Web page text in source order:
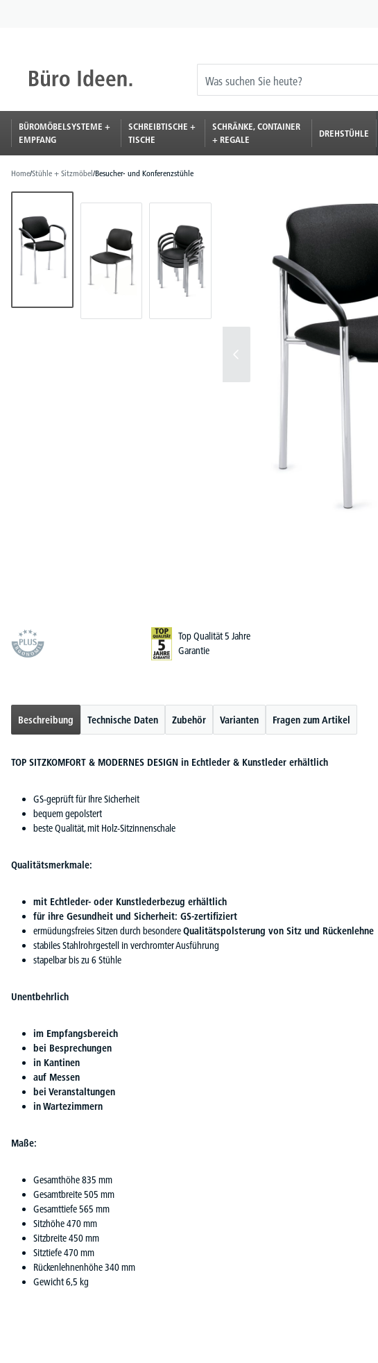
BÜROMÖBELSYSTEME +
EMPFANG
SCHREIBTISCHE +
TISCHE
SCHRÄNKE, CONTAINER
+ REGALE
DREHSTÜHLE
Home/Stühle + Sitzmöbel/Besucher- und Konferenzstühle
Top Qualität 5 Jahre
Garantie
Beschreibung Technische Daten Zubehör Varianten Fragen zum Artikel
TOP SITZKOMFORT & MODERNES DESIGN in Echtleder & Kunstleder erhältlich
GS-geprüft für Ihre Sicherheit
bequem gepolstert
beste Qualität, mit Holz-Sitzinnenschale
Qualitätsmerkmale:
mit Echtleder- oder Kunstlederbezug erhältlich
für ihre Gesundheit und Sicherheit: GS-zertifiziert
ermüdungsfreies Sitzen durch besondereQualitätspolsterung von Sitz und Rückenlehne
stabiles Stahlrohrgestell in verchromter Ausführung
stapelbar bis zu 6 Stühle
Unentbehrlich
im Empfangsbereich
bei Besprechungen
in Kantinen
auf Messen
bei Veranstaltungen
in Wartezimmern
Maße:
Gesamthöhe 835 mm
Gesamtbreite 505 mm
Gesamttiefe 565 mm
Sitzhöhe 470 mm
Sitzbreite 450 mm
Sitztiefe 470 mm
Rückenlehnenhöhe 340 mm
Gewicht 6,5 kg